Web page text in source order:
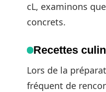
cL, examinons
concrets.
Recettes
Lors de la
fréquent de